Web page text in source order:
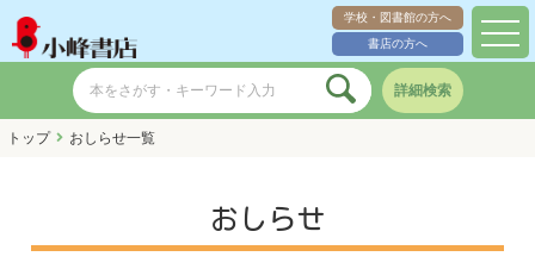
学校・図書館の方へ
書店の方へ
詳細検索
トップ おしらせ一覧
おしらせ